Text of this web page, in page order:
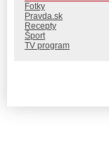
Fotky
Pravda.sk
Recepty
Šport
TV program